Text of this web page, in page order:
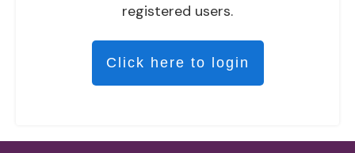
registered users.
Click here to login